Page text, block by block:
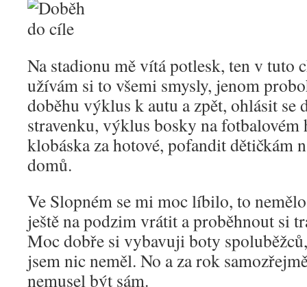
Na stadionu mě vítá potlesk, ten v tuto
užívám si to všemi smysly, jenom
doběhu výklus k autu a zpět, ohlásit se
stravenku, výklus bosky na fotbalovém
klobáska za hotové, pofandit dětičkám
domů.
Ve Slopném se mi moc líbilo, to
ještě na podzim vrátit a proběhnout si
Moc dobře si vybavuji boty
jsem nic neměl. No a za rok
nemusel být sám.